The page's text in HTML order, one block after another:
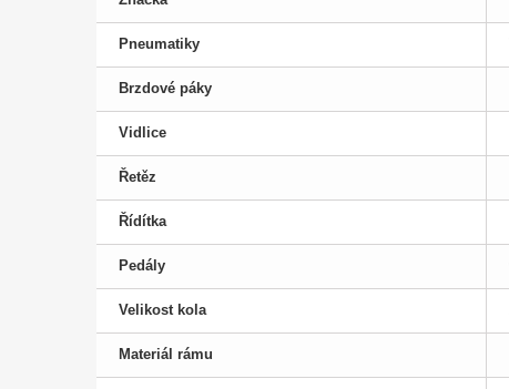
Pneumatiky
Brzdové páky
Vidlice
Řetěz
Řídítka
Pedály
Velikost kola
Materiál rámu